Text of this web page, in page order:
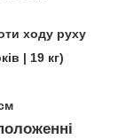
ходу руху
| 19 кг)